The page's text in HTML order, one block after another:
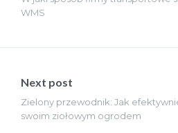
WMS
Next post
Zielony przewodnik: Jak
swoim ziołowym ogrodem